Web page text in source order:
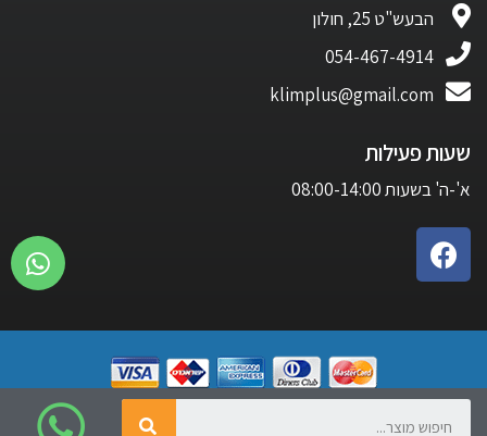
הבעש"ט 25, חולון
054-467-4914
klimplus@gmail.com
שעות פעילות
א'-ה' בשעות 08:00-14:00